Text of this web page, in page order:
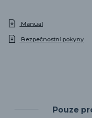
Manual
Bezpečnostní pokyny
Pouze